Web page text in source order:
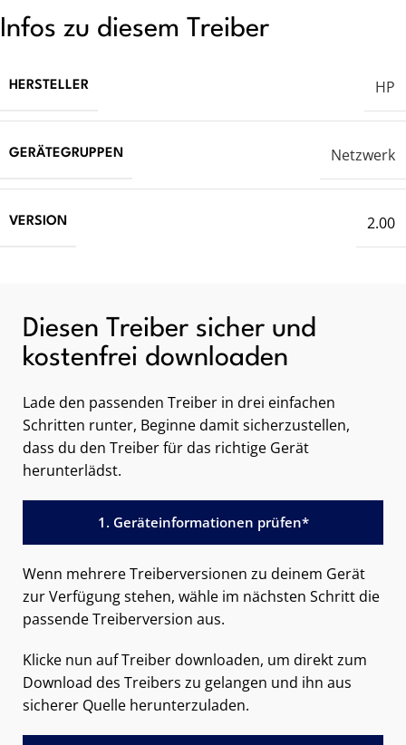
Infos zu diesem Treiber
HERSTELLER HP
GERÄTEGRUPPEN Netzwerk
VERSION 2.00
Diesen Treiber sicher und
kostenfrei downloaden
Lade den passenden Treiber in drei einfachen
Schritten runter, Beginne damit sicherzustellen,
dass du den Treiber für das richtige Gerät
herunterlädst.
1. Geräteinformationen prüfen*
Wenn mehrere Treiberversionen zu deinem Gerät
zur Verfügung stehen, wähle im nächsten Schritt die
passende Treiberversion aus.
Klicke nun auf Treiber downloaden, um direkt zum
Download des Treibers zu gelangen und ihn aus
sicherer Quelle herunterzuladen.